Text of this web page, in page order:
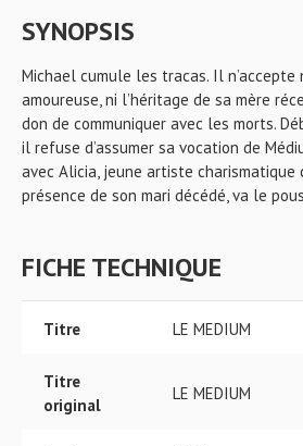
SYNOPSIS
Michael cumule les tracas. Il n’accepte
amoureuse, ni l’héritage de sa mère
don de communiquer avec les morts.
il refuse d’assumer sa vocation de
avec Alicia, jeune artiste charismatique
présence de son mari décédé, va le
FICHE TECHNIQUE
Titre LE MEDIUM
Titre
original
LE MEDIUM